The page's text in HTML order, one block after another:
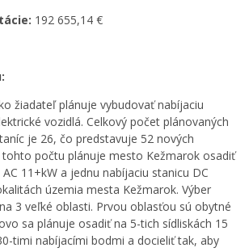
192 655,14 €
žiadateľ plánuje vybudovať nabíjaciu
vozidlá. Celkový počet plánovaných
je 26, čo predstavuje 52 nových
tohto počtu plánuje mesto Kežmarok osadiť
11+kW a jednu nabíjaciu stanicu DC
územia mesta Kežmarok. Výber
3 veľké oblasti. Prvou oblasťou sú obytné
sa plánuje osadiť na 5-tich sídliskách 15
timi nabíjacími bodmi a docieliť tak, aby